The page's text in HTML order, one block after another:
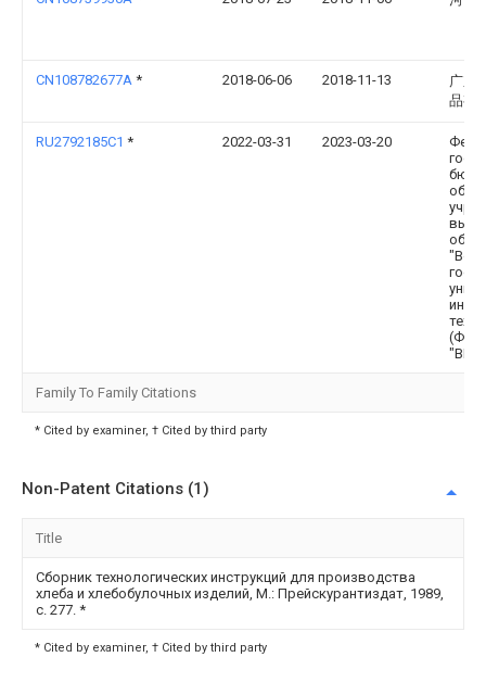
CN108782677A * 2018-06-06 2018-11-13
广东
品有
RU2792185C1 * 2022-03-31 2023-03-20
Family To Family Citations
* Cited by examiner, † Cited by third party
Non-Patent Citations (1)
Title
Сборник технологических инструкций для производства
хлеба и хлебобулочных изделий, М.: Прейскурантиздат, 1989,
с. 277. *
* Cited by examiner, † Cited by third party